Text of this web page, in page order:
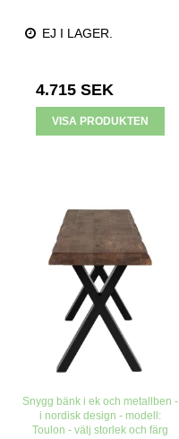
EJ I LAGER.
4.715 SEK
VISA PRODUKTEN
Snygg bänk i ek och metallben -
i nordisk design - modell:
Toulon - välj storlek och färg